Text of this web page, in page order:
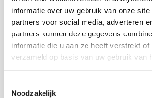
informatie over uw gebruik van onze site
partners voor social media, adverteren
partners kunnen deze gegevens
informatie die u aan ze heeft verstrekt of
verzameld op basis van uw gebruik van
Noodzakelijk
Materiaal: Fibertex-geotextiel
lengte: 160 cm
Breedte: 150 cm
Verzendkosten: dit item is
hogere verzendkosten.